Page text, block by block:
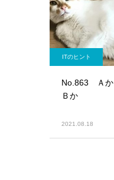
ITのヒント
No.863 Ａか
Ｂか
2021.08.18